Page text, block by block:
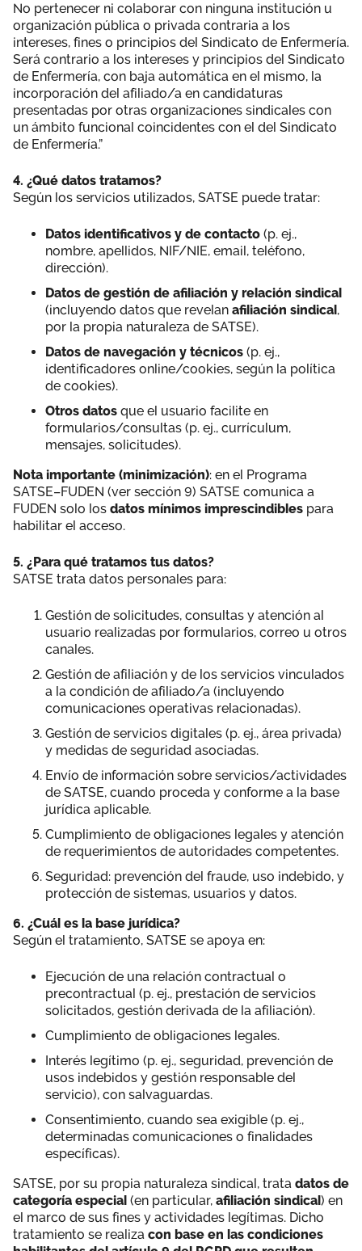
No pertenecer ni colaborar con ninguna institución u
organización pública o privada contraria a los
intereses, fines o principios del Sindicato de Enfermería.
Será contrario a los intereses y principios del Sindicato
de Enfermería, con baja automática en el mismo, la
incorporación del afiliado/a en candidaturas
presentadas por otras organizaciones sindicales con
un ámbito funcional coincidentes con el del Sindicato
de Enfermería.”
4. ¿Qué datos tratamos?
Según los servicios utilizados, SATSE puede tratar:
Datos identificativos y de contacto (p. ej.,
nombre, apellidos, NIF/NIE, email, teléfono,
dirección).
Datos de gestión de afiliación y relación sindical
(incluyendo datos que revelan afiliación sindical,
por la propia naturaleza de SATSE).
Datos de navegación y técnicos (p. ej.,
identificadores online/cookies, según la política
de cookies).
Otros datos que el usuario facilite en
formularios/consultas (p. ej., currículum,
mensajes, solicitudes).
Nota importante (minimización): en el Programa
SATSE–FUDEN (ver sección 9) SATSE comunica a
FUDEN solo los datos mínimos imprescindibles para
habilitar el acceso.
5. ¿Para qué tratamos tus datos?
SATSE trata datos personales para:
Gestión de solicitudes, consultas y atención al
usuario realizadas por formularios, correo u otros
canales.
Gestión de afiliación y de los servicios vinculados
a la condición de afiliado/a (incluyendo
comunicaciones operativas relacionadas).
Gestión de servicios digitales (p. ej., área privada)
y medidas de seguridad asociadas.
Envío de información sobre servicios/actividades
de SATSE, cuando proceda y conforme a la base
jurídica aplicable.
Cumplimiento de obligaciones legales y atención
de requerimientos de autoridades competentes.
Seguridad: prevención del fraude, uso indebido, y
protección de sistemas, usuarios y datos.
6. ¿Cuál es la base jurídica?
Según el tratamiento, SATSE se apoya en:
Ejecución de una relación contractual o
precontractual (p. ej., prestación de servicios
solicitados, gestión derivada de la afiliación).
Cumplimiento de obligaciones legales.
Interés legítimo (p. ej., seguridad, prevención de
usos indebidos y gestión responsable del
servicio), con salvaguardas.
Consentimiento, cuando sea exigible (p. ej.,
determinadas comunicaciones o finalidades
específicas).
SATSE, por su propia naturaleza sindical, trata datos de
categoría especial (en particular, afiliación sindical) en
el marco de sus fines y actividades legítimas. Dicho
tratamiento se realiza con base en las condiciones